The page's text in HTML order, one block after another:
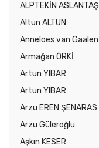
ALPTEKİN ASLANTAŞ
Altun ALTUN
Anneloes van Gaalen
Armağan ÖRKİ
Artun YIBAR
Artun YIBAR
Arzu EREN ŞENARAS
Arzu Güleroğlu
Aşkın KESER